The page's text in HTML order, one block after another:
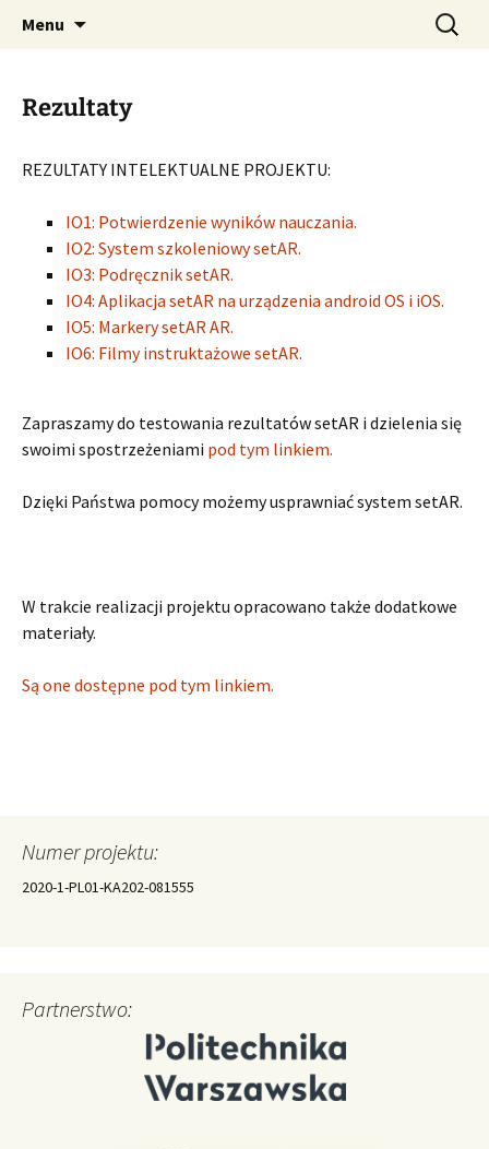
setAR
Safe Earthworks Training with the use of
Augmented Reality
Menu Szukaj:
Rezultaty
REZULTATY INTELEKTUALNE PROJEKTU:
IO1: Potwierdzenie wyników nauczania.
IO2: System szkoleniowy setAR.
IO3: Podręcznik setAR.
IO4: Aplikacja setAR na urządzenia android OS i iOS.
IO5: Markery setAR AR.
IO6: Filmy instruktażowe setAR.
Zapraszamy do testowania rezultatów setAR i dzielenia się
swoimi spostrzeżeniami pod tym linkiem.
Dzięki Państwa pomocy możemy usprawniać system setAR.
W trakcie realizacji projektu opracowano także dodatkowe
materiały.
Są one dostępne pod tym linkiem.
Numer projektu:
2020-1-PL01-KA202-081555
Partnerstwo: